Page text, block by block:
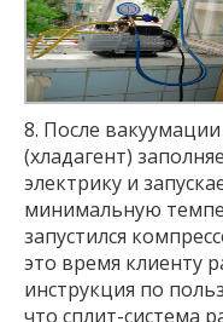
8. После
(хладагент)
электрику и
минимальную
запустился
это время клиенту
инструкция по
что сплит-система